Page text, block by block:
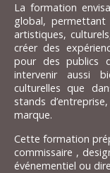
La formation
global,
artistiques,
créer des
pour des publics
intervenir aussi
culturelles que
stands
marque.
Cette formation
commissaire ,
événementiel ou